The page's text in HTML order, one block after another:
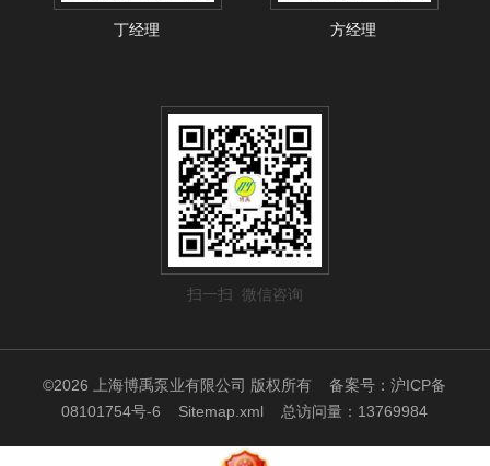
丁经理 方经理
扫一扫 微信咨询
©2026 上海博禹泵业有限公司 版权所有备案号：沪ICP备
08101754号-6
Sitemap.xml 总访问量：13769984